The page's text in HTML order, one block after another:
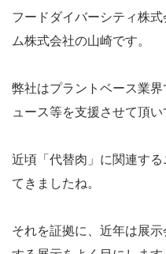
フードダイバーシティ株
ム株式会社の山崎です。
弊社はプラントベース業
ュース等を支援させて頂い
近頃「代替肉」に関連す
てきましたね。
それを証拠に、近年は展